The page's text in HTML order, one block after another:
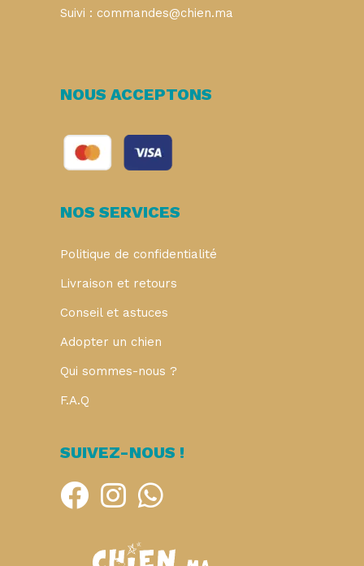
Suivi : commandes@chien.ma
NOUS ACCEPTONS
NOS SERVICES
Politique de confidentialité
Livraison et retours
Conseil et astuces
Adopter un chien
Qui sommes-nous ?
F.A.Q
SUIVEZ-NOUS !